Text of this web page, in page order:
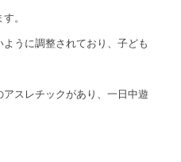
。
うに調整されており、子ども
スレチックがあり、一日中遊